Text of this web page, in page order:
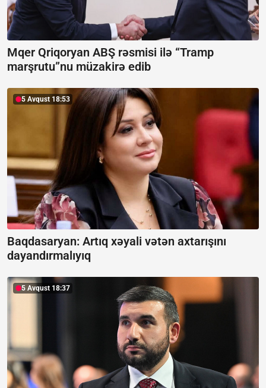
Mqer Qriqoryan ABŞ rəsmisi ilə “Tramp
marşrutu”nu müzakirə edib
5 Avqust 18:53
Baqdasaryan: Artıq xəyali vətən axtarışını
dayandırmalıyıq
5 Avqust 18:37